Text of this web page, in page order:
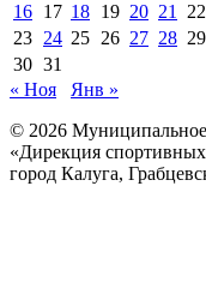
16 17 18 19 20 21
22
23 24 25 26 27 28 29
30 31
« Ноя
Янв »
© 2026
«Дирекция
город Калуга,